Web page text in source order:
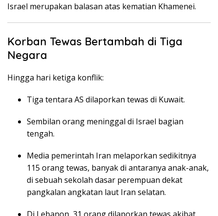
Israel merupakan balasan atas kematian Khamenei.
Korban Tewas Bertambah di Tiga
Negara
Hingga hari ketiga konflik:
Tiga tentara AS dilaporkan tewas di Kuwait.
Sembilan orang meninggal di Israel bagian
tengah.
Media pemerintah Iran melaporkan sedikitnya
115 orang tewas, banyak di antaranya anak-anak,
di sebuah sekolah dasar perempuan dekat
pangkalan angkatan laut Iran selatan.